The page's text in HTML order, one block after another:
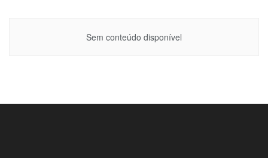
Sem conteúdo disponível